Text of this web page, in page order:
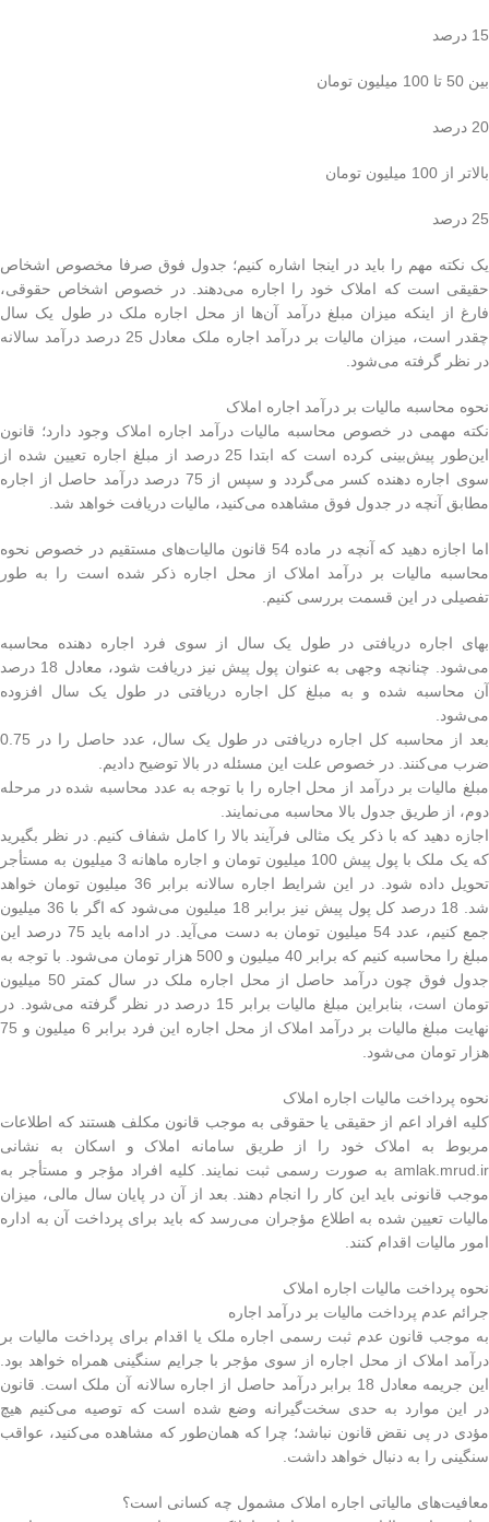
15 درصد
بین 50 تا 100 میلیون تومان
20 درصد
بالاتر از 100 میلیون تومان
25 درصد
یک نکته مهم را باید در اینجا اشاره کنیم؛ جدول فوق صرفا مخصوص اشخاص
حقیقی است که املاک خود را اجاره می‌دهند. در خصوص اشخاص حقوقی،
فارغ از اینکه میزان مبلغ درآمد آن‌ها از محل اجاره ملک در طول یک سال
چقدر است، میزان مالیات بر درآمد اجاره ملک معادل 25 درصد درآمد سالانه
در نظر گرفته می‌شود.
نحوه محاسبه مالیات بر درآمد اجاره املاک
نکته مهمی در خصوص محاسبه مالیات درآمد اجاره املاک وجود دارد؛ قانون
این‌طور پیش‌بینی کرده است که ابتدا 25 درصد از مبلغ اجاره تعیین شده از
سوی اجاره دهنده کسر می‌گردد و سپس از 75 درصد درآمد حاصل از اجاره
مطابق آنچه در جدول فوق مشاهده می‌کنید، مالیات دریافت خواهد شد.
اما اجازه دهید که آنچه در ماده 54 قانون مالیات‌های مستقیم در خصوص نحوه
محاسبه مالیات بر درآمد املاک از محل اجاره ذکر شده است را به طور
تفصیلی در این قسمت بررسی کنیم.
بهای اجاره دریافتی در طول یک سال از سوی فرد اجاره دهنده محاسبه
می‌شود. چنانچه وجهی به عنوان پول پیش نیز دریافت شود، معادل 18 درصد
آن محاسبه شده و به مبلغ کل اجاره دریافتی در طول یک سال افزوده
می‌شود.
بعد از محاسبه کل اجاره دریافتی در طول یک سال، عدد حاصل را در 0.75
ضرب می‌کنند. در خصوص علت این مسئله در بالا توضیح دادیم.
مبلغ مالیات بر درآمد از محل اجاره را با توجه به عدد محاسبه شده در مرحله
دوم، از طریق جدول بالا محاسبه می‌نمایند.
اجازه دهید که با ذکر یک مثالی فرآیند بالا را کامل شفاف کنیم. در نظر بگیرید
که یک ملک با پول پیش 100 میلیون تومان و اجاره ماهانه 3 میلیون به مستأجر
تحویل داده شود. در این شرایط اجاره سالانه برابر 36 میلیون تومان خواهد
شد. 18 درصد کل پول پیش نیز برابر 18 میلیون می‌شود که اگر با 36 میلیون
جمع کنیم، عدد 54 میلیون تومان به دست می‌آید. در ادامه باید 75 درصد این
مبلغ را محاسبه کنیم که برابر 40 میلیون و 500 هزار تومان می‌شود. با توجه به
جدول فوق چون درآمد حاصل از محل اجاره ملک در سال کمتر 50 میلیون
تومان است، بنابراین مبلغ مالیات برابر 15 درصد در نظر گرفته می‌شود. در
نهایت مبلغ مالیات بر درآمد املاک از محل اجاره این فرد برابر 6 میلیون و 75
هزار تومان می‌شود.
نحوه پرداخت مالیات اجاره املاک
کلیه افراد اعم از حقیقی یا حقوقی به موجب قانون مکلف هستند که اطلاعات
مربوط به املاک خود را از طریق سامانه املاک و اسکان به نشانی
amlak.mrud.ir به صورت رسمی ثبت نمایند. کلیه افراد مؤجر و مستأجر به
موجب قانونی باید این کار را انجام دهند. بعد از آن در پایان سال مالی، میزان
مالیات تعیین شده به اطلاع مؤجران می‌رسد که باید برای پرداخت آن به اداره
امور مالیات اقدام کنند.
نحوه پرداخت مالیات اجاره املاک
جرائم عدم پرداخت مالیات بر درآمد اجاره
به موجب قانون عدم ثبت رسمی اجاره ملک یا اقدام برای پرداخت مالیات بر
درآمد املاک از محل اجاره از سوی مؤجر با جرایم سنگینی همراه خواهد بود.
این جریمه معادل 18 برابر درآمد حاصل از اجاره سالانه آن ملک است. قانون
در این موارد به حدی سخت‌گیرانه وضع شده است که توصیه می‌کنیم هیچ
مؤدی در پی نقض قانون نباشد؛ چرا که همان‌طور که مشاهده می‌کنید، عواقب
سنگینی را به دنبال خواهد داشت.
معافیت‌های مالیاتی اجاره املاک مشمول چه کسانی است؟